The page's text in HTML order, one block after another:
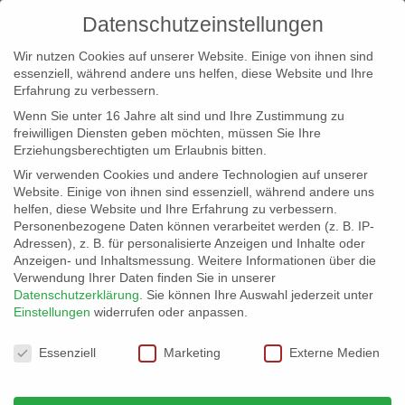
info@erfolgreich-events.de
+4940 46 777 230
Outdoor / Schiffe
Datenschutzeinstellungen
Wir nutzen Cookies auf unserer Website. Einige von ihnen sind
essenziell, während andere uns helfen, diese Website und Ihre
Erfahrung zu verbessern.
Wenn Sie unter 16 Jahre alt sind und Ihre Zustimmung zu
freiwilligen Diensten geben möchten, müssen Sie Ihre
Erziehungsberechtigten um Erlaubnis bitten.
Wir verwenden Cookies und andere Technologien auf unserer
Website. Einige von ihnen sind essenziell, während andere uns
helfen, diese Website und Ihre Erfahrung zu verbessern.
Personenbezogene Daten können verarbeitet werden (z. B. IP-
Adressen), z. B. für personalisierte Anzeigen und Inhalte oder
Anzeigen- und Inhaltsmessung. Weitere Informationen über die
Verwendung Ihrer Daten finden Sie in unserer
Datenschutzerklärung
Sie können Ihre Auswahl jederzeit unter
Einstellungen widerrufen oder anpassen.
Datenschutzeinstellungen
Essenziell Marketing Externe Medien